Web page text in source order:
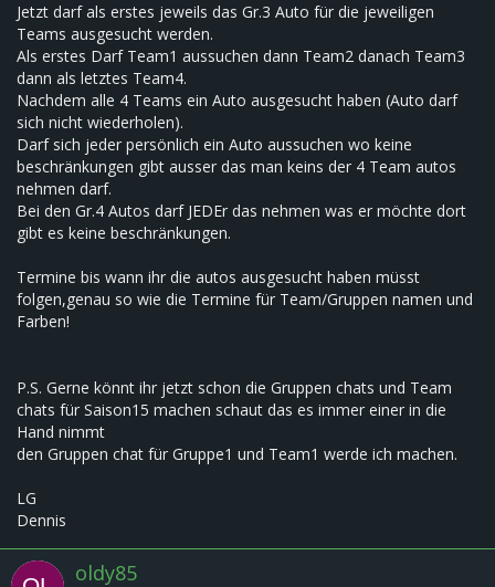
Jetzt darf als erstes jeweils das Gr.3 Auto für die jeweiligen
Teams ausgesucht werden.
Als erstes Darf Team1 aussuchen dann Team2 danach Team3
dann als letztes Team4.
Nachdem alle 4 Teams ein Auto ausgesucht haben (Auto darf
sich nicht wiederholen).
Darf sich jeder persönlich ein Auto aussuchen wo keine
beschränkungen gibt ausser das man keins der 4 Team autos
nehmen darf.
Bei den Gr.4 Autos darf JEDEr das nehmen was er möchte dort
gibt es keine beschränkungen.
Termine bis wann ihr die autos ausgesucht haben müsst
folgen,genau so wie die Termine für Team/Gruppen namen und
Farben!
P.S. Gerne könnt ihr jetzt schon die Gruppen chats und Team
chats für Saison15 machen schaut das es immer einer in die
Hand nimmt
den Gruppen chat für Gruppe1 und Team1 werde ich machen.
LG
Dennis
oldy85